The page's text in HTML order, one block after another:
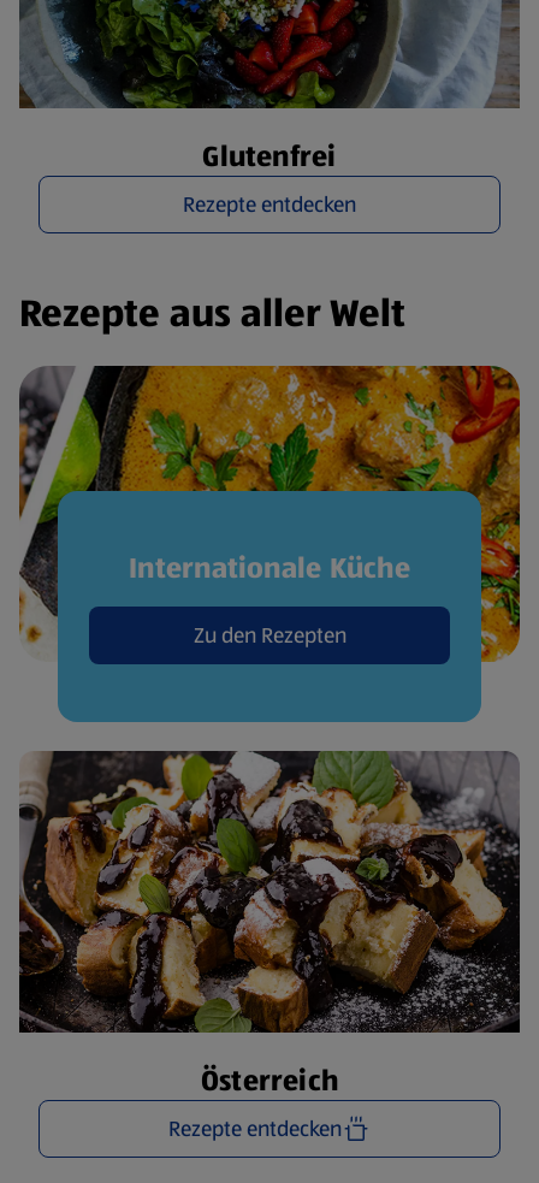
Glutenfrei
Rezepte entdecken
Rezepte aus aller Welt
Internationale Küche
Zu den Rezepten
Österreich
Rezepte entdecken